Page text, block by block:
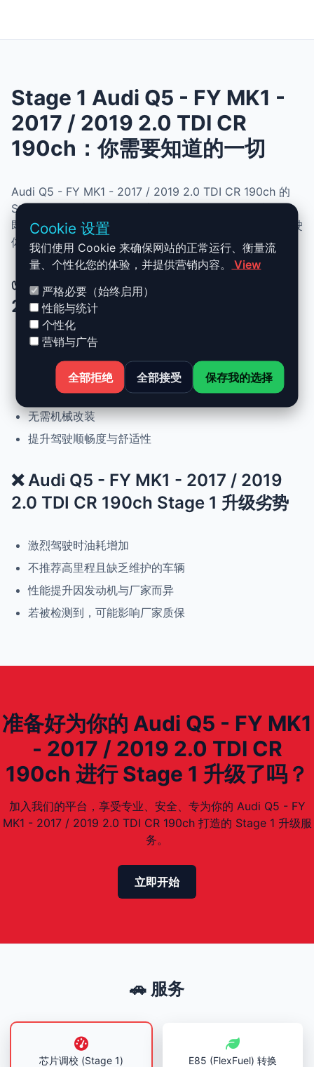
Stage 1 Audi Q5 - FY MK1 -
2017 / 2019 2.0 TDI CR
190ch：你需要知道的一切
Audi Q5 - FY MK1 - 2017 / 2019 2.0 TDI CR 190ch 的
Stage 1 升级结合了性能、安全与简便性。无需机械改动，
即可提升动力、扭矩并优化油耗。非常适合追求更灵敏驾驶
体验且希望保持原厂可靠性的车主。
✅ Audi Q5 - FY MK1 - 2017 / 2019
2.0 TDI CR 190ch Stage 1 升级优势
动力提升高达 +30%，扭矩提升 +25%
正常驾驶下优化油耗
可随时恢复原厂设置
无需机械改装
提升驾驶顺畅度与舒适性
❌ Audi Q5 - FY MK1 - 2017 / 2019
2.0 TDI CR 190ch Stage 1 升级劣势
激烈驾驶时油耗增加
不推荐高里程且缺乏维护的车辆
性能提升因发动机与厂家而异
若被检测到，可能影响厂家质保
准备好为你的 Audi Q5 - FY MK1
- 2017 / 2019 2.0 TDI CR
190ch 进行 Stage 1 升级了吗？
加入我们的平台，享受专业、安全、专为你的 Audi Q5 - FY
MK1 - 2017 / 2019 2.0 TDI CR 190ch 打造的 Stage 1 升级服
务。
立即开始
Cookie 设置
我们使用 Cookie 来确保网站的正常运行、衡量流
量、个性化您的体验，并提供营销内容。
View
严格必要（始终启用）
性能与统计
个性化
营销与广告
全部拒绝 全部接受 保存我的选择
🚗 服务
芯片调校 (Stage 1) E85 (FlexFuel) 转换